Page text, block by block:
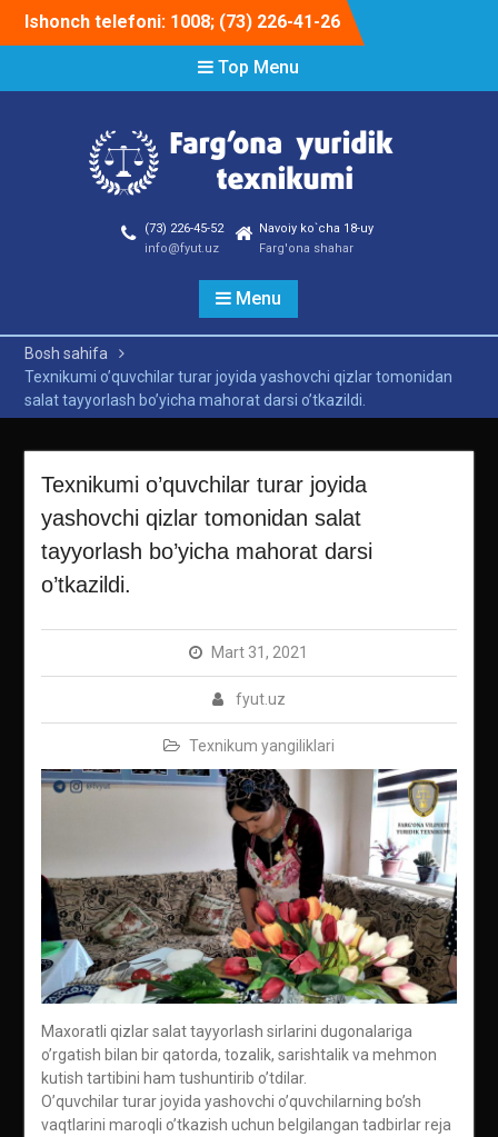
Ishonch telefoni: 1008; (73) 226-41-26
Top Menu
(73) 226-45-52
info@fyut.uz
Navoiy ko`cha 18-uy
Farg'ona shahar
Menu
Bosh sahifa
Texnikumi o’quvchilar turar joyida yashovchi qizlar tomonidan
salat tayyorlash bo’yicha mahorat darsi o’tkazildi.
Texnikumi o’quvchilar turar joyida
yashovchi qizlar tomonidan salat
tayyorlash bo’yicha mahorat darsi
o’tkazildi.
Mart 31, 2021
fyut.uz
Texnikum yangiliklari
Maxoratli qizlar salat tayyorlash sirlarini dugonalariga
o’rgatish bilan bir qatorda, tozalik, sarishtalik va mehmon
kutish tartibini ham tushuntirib o’tdilar.
O’quvchilar turar joyida yashovchi o’quvchilarning bo’sh
vaqtlarini maroqli o’tkazish uchun belgilangan tadbirlar reja